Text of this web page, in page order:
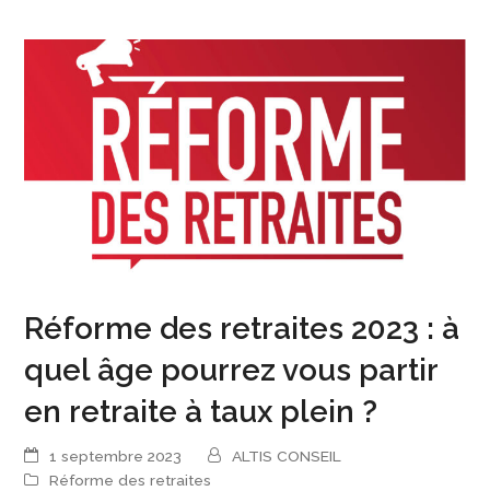
Réforme des retraites 2023 : à
quel âge pourrez vous partir
en retraite à taux plein ?
1 septembre 2023
ALTIS CONSEIL
Réforme des retraites